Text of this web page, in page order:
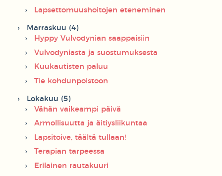
Lapsettomuushoitojen eteneminen
Marraskuu (4)
Hyppy Vulvodynian saappaisiin
Vulvodyniasta ja suostumuksesta
Kuukautisten paluu
Tie kohdunpoistoon
Lokakuu (5)
Vähän vaikeampi päivä
Armollisuutta ja äitiysliikuntaa
Lapsitoive, täältä tullaan!
Terapian tarpeessa
Erilainen rautakuuri